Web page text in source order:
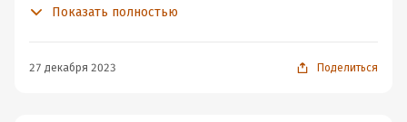
Люка невероятно жаль: он стратег, умеет настоять на
Показать полностью
27 декабря 2023 Поделиться